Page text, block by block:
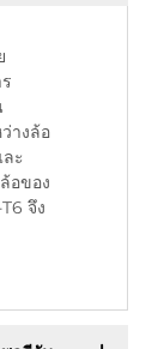
างล้อ
ะ
อของ
จึง